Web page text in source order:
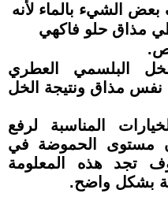
الشيء بالماء لأنه
مذاق حلو فاكهي
البلسمي العطري
نفس مذاق ونتيجة الخل
المناسبة لرفع
مستوى الحموضة في
5%، وسوف تجد هذه المعلومة
بشكل واضح.